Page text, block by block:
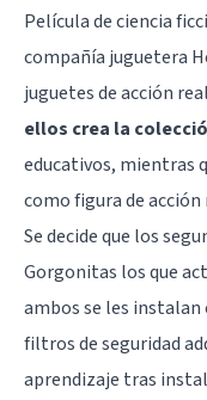
Película de ciencia
compañía juguetera
juguetes de acción
ellos crea la
educativos, mientras
como figura de
Se decide que los
Gorgonitas los que
ambos se les instalan
filtros de seguridad
aprendizaje tras